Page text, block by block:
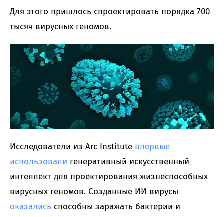
Для этого пришлось спроектировать порядка 700
тысяч вирусных геномов.
Исследователи из Arc Institute впервые
использовали генеративный искусственный
интеллект для проектирования жизнеспособных
вирусных геномов. Созданные ИИ вирусы
оказались способны заражать бактерии и